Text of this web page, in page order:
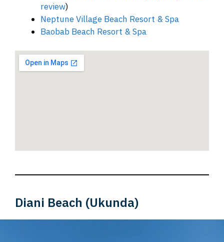
review)
Neptune Village Beach Resort & Spa
Baobab Beach Resort & Spa
Diani Beach (Ukunda)